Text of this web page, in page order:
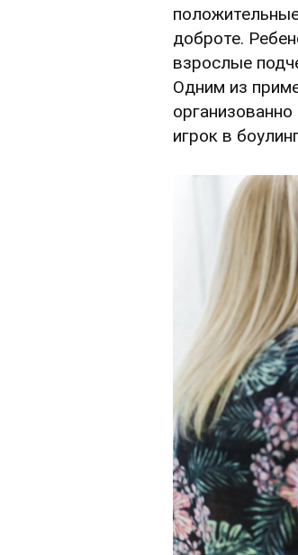
доброте.
взрослые
Одним из
игрок в